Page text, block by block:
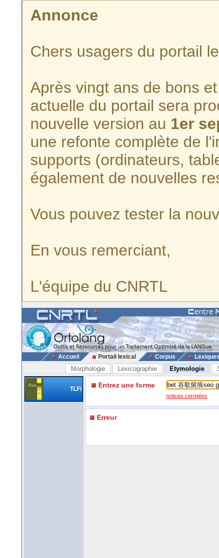
Annonce
Chers usagers du portail
Après vingt ans de bons
actuelle du portail sera
nouvelle version au 1er
une refonte complète de
supports (ordinateurs,
également de nouvelles
Vous pouvez tester la
En vous remerciant,
L'équipe du CNRTL
Accueil Portail lexical Corpus
Morphologie Lexicographie Etymologie
TLFi Entrez une forme
notices corrigées
Erreur